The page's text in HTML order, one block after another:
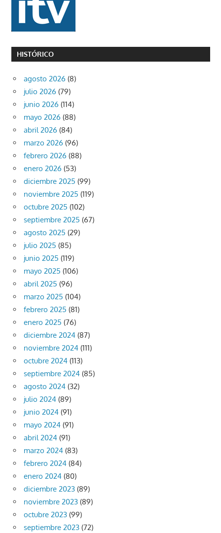
HISTÓRICO
agosto 2026 (8)
julio 2026 (79)
junio 2026 (114)
mayo 2026 (88)
abril 2026 (84)
marzo 2026 (96)
febrero 2026 (88)
enero 2026 (53)
diciembre 2025 (99)
noviembre 2025 (119)
octubre 2025 (102)
septiembre 2025 (67)
agosto 2025 (29)
julio 2025 (85)
junio 2025 (119)
mayo 2025 (106)
abril 2025 (96)
marzo 2025 (104)
febrero 2025 (81)
enero 2025 (76)
diciembre 2024 (87)
noviembre 2024 (111)
octubre 2024 (113)
septiembre 2024 (85)
agosto 2024 (32)
julio 2024 (89)
junio 2024 (91)
mayo 2024 (91)
abril 2024 (91)
marzo 2024 (83)
febrero 2024 (84)
enero 2024 (80)
diciembre 2023 (89)
noviembre 2023 (89)
octubre 2023 (99)
septiembre 2023 (72)